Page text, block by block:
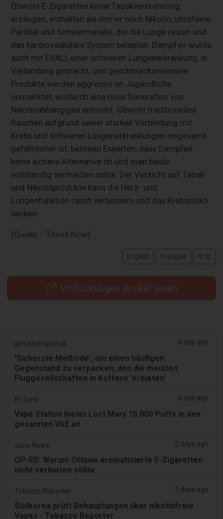
Obwohl E-Zigaretten keine Tabakverbrennung
erzeugen, enthalten sie immer noch Nikotin, ultrafeine
Partikel und Schwermetalle, die die Lunge reizen und
das kardiovaskuläre System belasten. Dampfen wurde
auch mit EVALI, einer schweren Lungenerkrankung, in
Verbindung gebracht, und geschmacksintensive
Produkte werden aggressiv an Jugendliche
vermarktet, wodurch eine neue Generation von
Nikotinabhängigen entsteht. Obwohl traditionelles
Rauchen aufgrund seiner starken Verbindung mit
Krebs und schweren Lungenerkrankungen insgesamt
gefährlicher ist, betonen Experten, dass Dampfen
keine sichere Alternative ist und man beide
vollständig vermeiden sollte. Der Verzicht auf Tabak-
und Nikotinprodukte kann die Herz- und
Lungenfunktion rasch verbessern und das Krebsrisiko
senken.
(Quelle：Times Now)
English Français 中文
Vollständigen Artikel lesen
getreading.co.uk a day ago
'Sicherste Methode', um einen häufigen
Gegenstand zu verpacken, den die meisten
Fluggesellschaften in Koffern 'erbieten'
Pr Sync a day ago
Vape Station bietet Lost Mary 15.000 Puffs in den
gesamten VAE an
Juno News 2 days ago
OP-ED: Warum Ottawa aromatisierte E-Zigaretten
nicht verbieten sollte
Tobacco Reporter 2 days ago
Südkorea prüft Behauptungen über nikotinfreie
Vapes - Tobacco Reporter